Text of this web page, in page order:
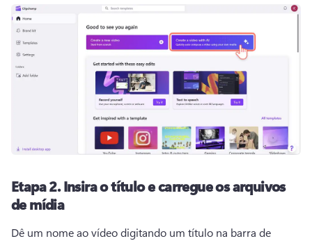
Etapa 2.Insira o título e carregue os arquivos
de mídia
Dê um nome ao vídeo digitando um título na barra de